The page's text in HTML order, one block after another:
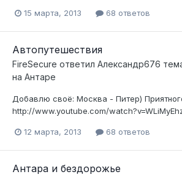
15 марта, 2013 68 ответов
Автопутешествия
FireSecure ответил Александр676
на Антаре
Добавлю своё: Москва - Питер)
http://www.youtube.com/
12 марта, 2013 68 ответов
Антара и бездорожье